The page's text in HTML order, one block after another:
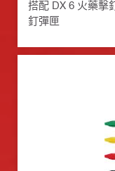
搭配 DX 6 火藥擊
釘彈匣